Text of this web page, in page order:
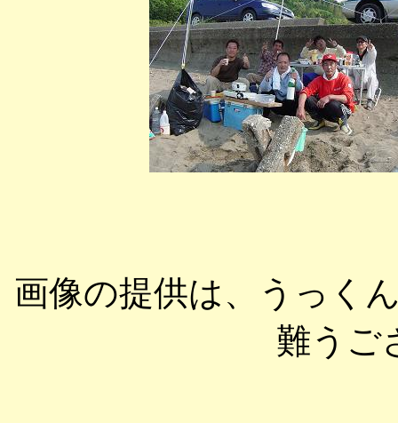
画像の提供は、うっく
難うご